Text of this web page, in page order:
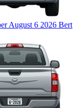
August 6 2026 Bert